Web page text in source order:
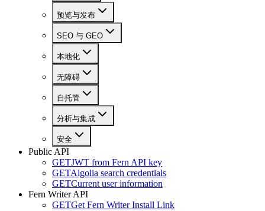
预览与发布
SEO 与 GEO
本地化
无障碍
自托管
分析与集成
安全
Public API
GETJWT from Fern API key
GETAlgolia search credentials
GETCurrent user information
Fern Writer API
GETGet Fern Writer Install Link